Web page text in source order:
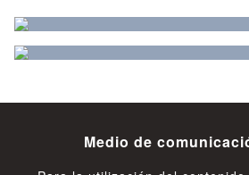
Medio de